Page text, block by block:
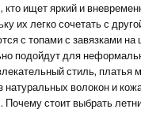
кто ищет яркий и
их легко сочетать с
с топами с завязками
подойдут для
стиль, платья
волокон и
Почему стоит выбрать